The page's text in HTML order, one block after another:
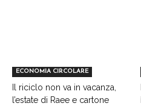
ECONOMIA CIRCOLARE
Il riciclo non va in vacanza,
l’estate di Raee e cartone